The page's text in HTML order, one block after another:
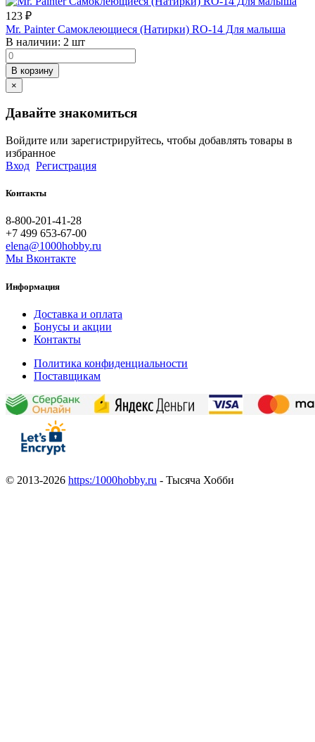
123 ₽
Mr. Painter Самоклеющиеся (Натирки) RO-14 Для малыша
В наличии: 2 шт
В корзину
×
Давайте знакомиться
Войдите или зарегистрируйтесь, чтобы добавлять товары в
избранное
Вход Регистрация
Контакты
8-800-201-41-28
+7 499 653-67-00
elena@1000hobby.ru
Мы Вконтакте
Информация
Доставка и оплата
Бонусы и акции
Контакты
Политика конфиденциальности
Поставщикам
© 2013-2026 https:/1000hobby.ru - Тысяча Хобби